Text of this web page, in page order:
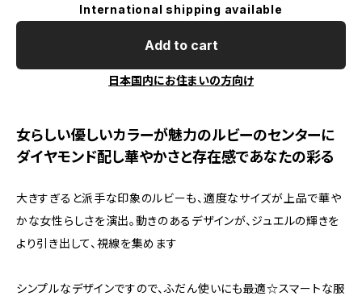
International shipping available
Add to cart
日本国内にお住まいの方向け
女らしい優しいカラーが魅力のルビーのセンターに
ダイヤモンド配し華やかさと存在感であなたの彩る
大きすぎると派手な印象のルビーも、適度なサイズが上品で華や
かな女性らしさを演出。動きのあるデザインが、ジュエルの輝きを
より引き出して、視線を集めます
シンプルなデザインですので、ふだん使いにも最適☆スマートな服